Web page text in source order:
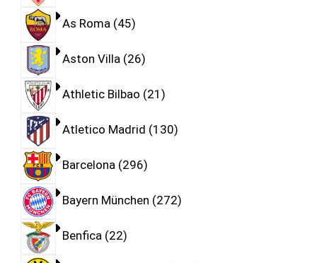
As Roma 45
Aston Villa 26
Athletic Bilbao 21
Atletico Madrid 130
Barcelona 296
Bayern München 272
Benfica 22